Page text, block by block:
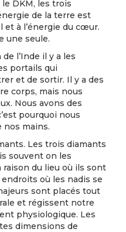
DKM, les trois
de la terre est
et à l’énergie du cœur.
une seule.
l’Inde il y a les
portails qui
et de sortir. Il y a des
corps, mais nous
Nous avons des
pourquoi nous
nos mains.
Les trois diamants
souvent on les
raison du lieu où ils sont
où les nadis se
sont placés tout
et régissent notre
physiologique. Les
dimensions de